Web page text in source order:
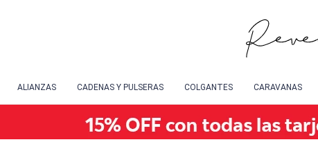
ALIANZAS CADENAS Y PULSERAS COLGANTES CARAVANAS